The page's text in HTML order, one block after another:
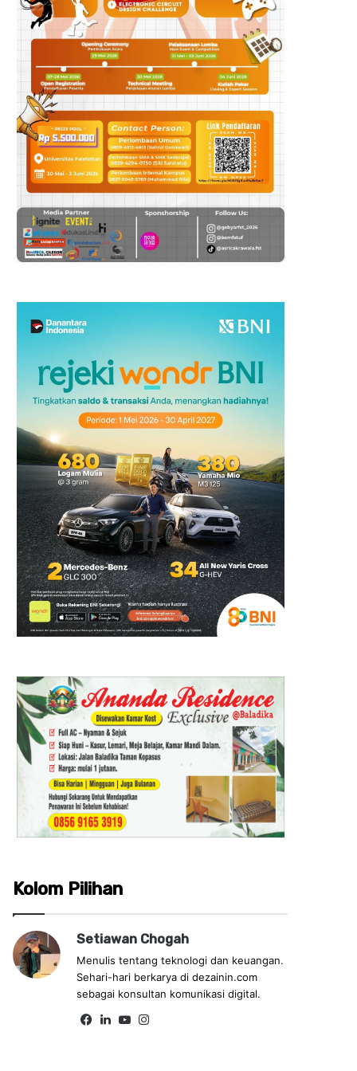
Kolom Pilihan
Setiawan Chogah
Menulis tentang teknologi dan keuangan.
Sehari-hari berkarya di dezainin.com
sebagai konsultan komunikasi digital.
Fa Lin Yo